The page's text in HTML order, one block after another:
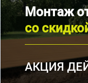
Монтаж
со
АКЦИЯ